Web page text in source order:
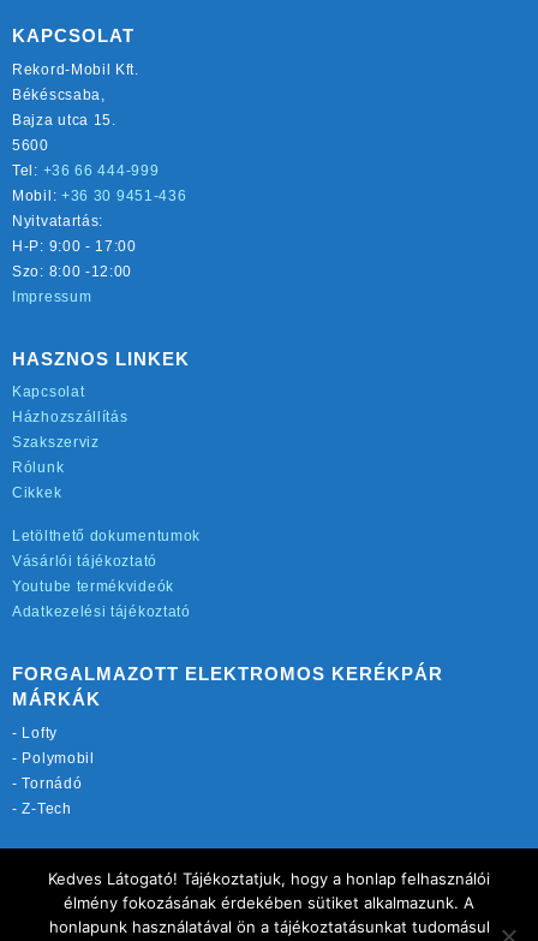
KAPCSOLAT
Rekord-Mobil Kft.
Békéscsaba,
Bajza utca 15.
5600
Tel: +36 66 444-999
Mobil: +36 30 9451-436
Nyitvatartás:
H-P: 9:00 - 17:00
Szo: 8:00 -12:00
Impressum
HASZNOS LINKEK
Kapcsolat
Házhozszállítás
Szakszerviz
Rólunk
Cikkek
Letölthető dokumentumok
Vásárlói tájékoztató
Youtube termékvideók
Adatkezelési tájékoztató
FORGALMAZOTT ELEKTROMOS KERÉKPÁR
MÁRKÁK
- Lofty
- Polymobil
-Tornádó
-Z-Tech
rekordmobil.hu
elektromos-kerekparbolt.hu
motorkerekparalkatreszek.hu
Kedves Látogató! Tájékoztatjuk, hogy a honlap felhasználói
élmény fokozásának érdekében sütiket alkalmazunk. A
honlapunk használatával ön a tájékoztatásunkat tudomásul